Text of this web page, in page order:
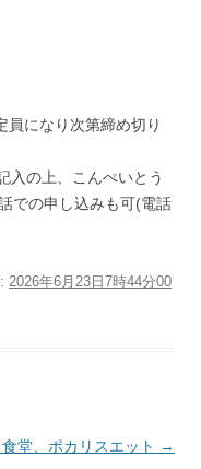
になり次第締め切り
入の上、こんぺいとう
での申し込みも可(電話
2026年6月23日7時44分00
堂、ポカリスエット →